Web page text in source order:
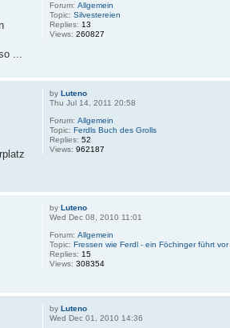
Forum:Allgemein
Topic:Silvestereien
Replies: 13
Views:260827
...
byLuteno
Thu Jul 14, 2011 20:58
Forum:Allgemein
Topic:Ferdls Buch des Grolls
Replies:52
Views:962187
byLuteno
Wed Dec 08, 2010 11:01
Forum:Allgemein
Topic:Fressen wie Ferdl - ein Föchinger führt vor
Replies: 15
Views:308354
byLuteno
Wed Dec 01, 2010 14:36